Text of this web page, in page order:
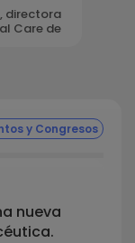
directora
Care de
y Congresos
nueva